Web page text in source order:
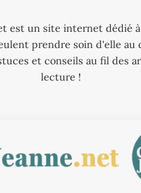
est un site internet dédié
prendre soin d'elle au
et conseils au fil des
lecture !